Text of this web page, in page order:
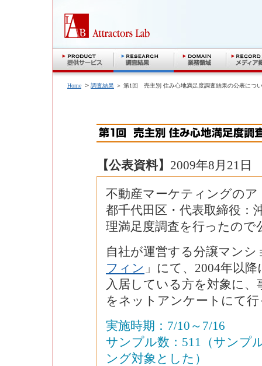
Home ＞ 調査結果 ＞ 第1回 売主別 住み心地満足度調査結果の公表につ
【公表資料】 2009年8月21日
不動産マーケティングの
都千代田区・代表取締役：
理満足度調査を行ったので
自社が運営する分譲マン
フィン 」にて、2004年以
入居している方を対象に
をネットアンケートにて
実施時期：7/10～7/16
サンプル数：511（サンプ
ング対象とした）